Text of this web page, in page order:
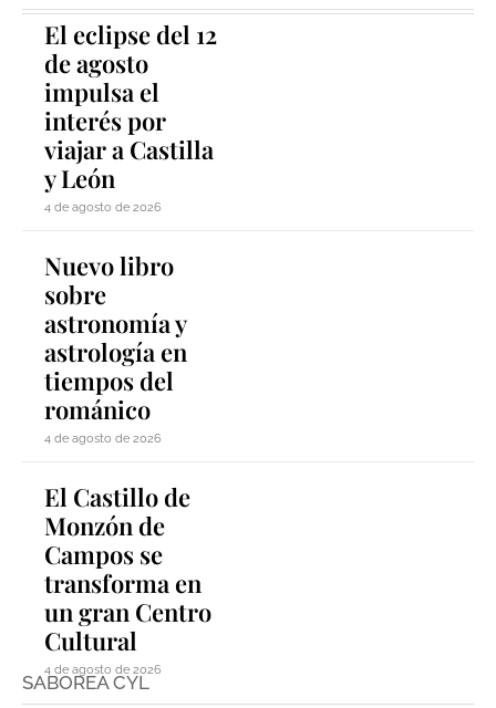
El eclipse del 12
de agosto
impulsa el
interés por
viajar a Castilla
y León
4 de agosto de 2026
Nuevo libro
sobre
astronomía y
astrología en
tiempos del
románico
4 de agosto de 2026
El Castillo de
Monzón de
Campos se
transforma en
un gran Centro
Cultural
4 de agosto de 2026
SABOREA CYL